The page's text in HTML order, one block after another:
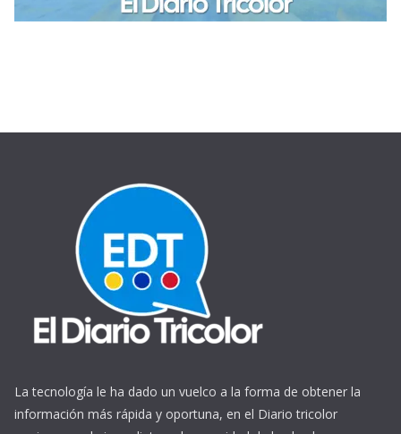
La tecnología le ha dado un vuelco a la forma de obtener la
información más rápida y oportuna, en el Diario tricolor